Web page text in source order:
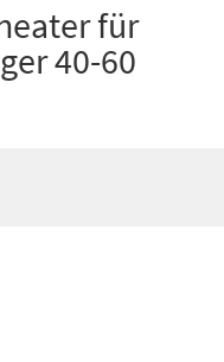
für
40-60